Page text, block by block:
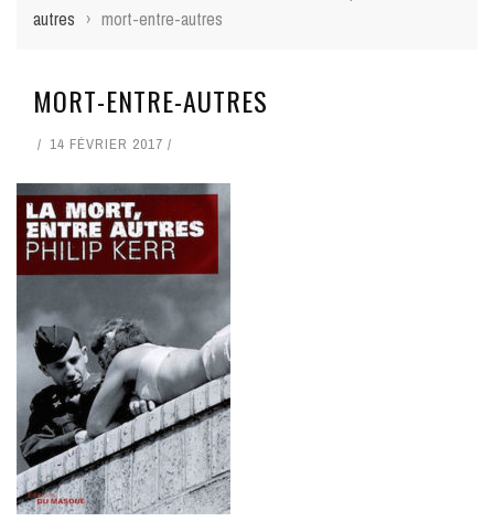
autres › mort-entre-autres
MORT-ENTRE-AUTRES
14 FÉVRIER 2017